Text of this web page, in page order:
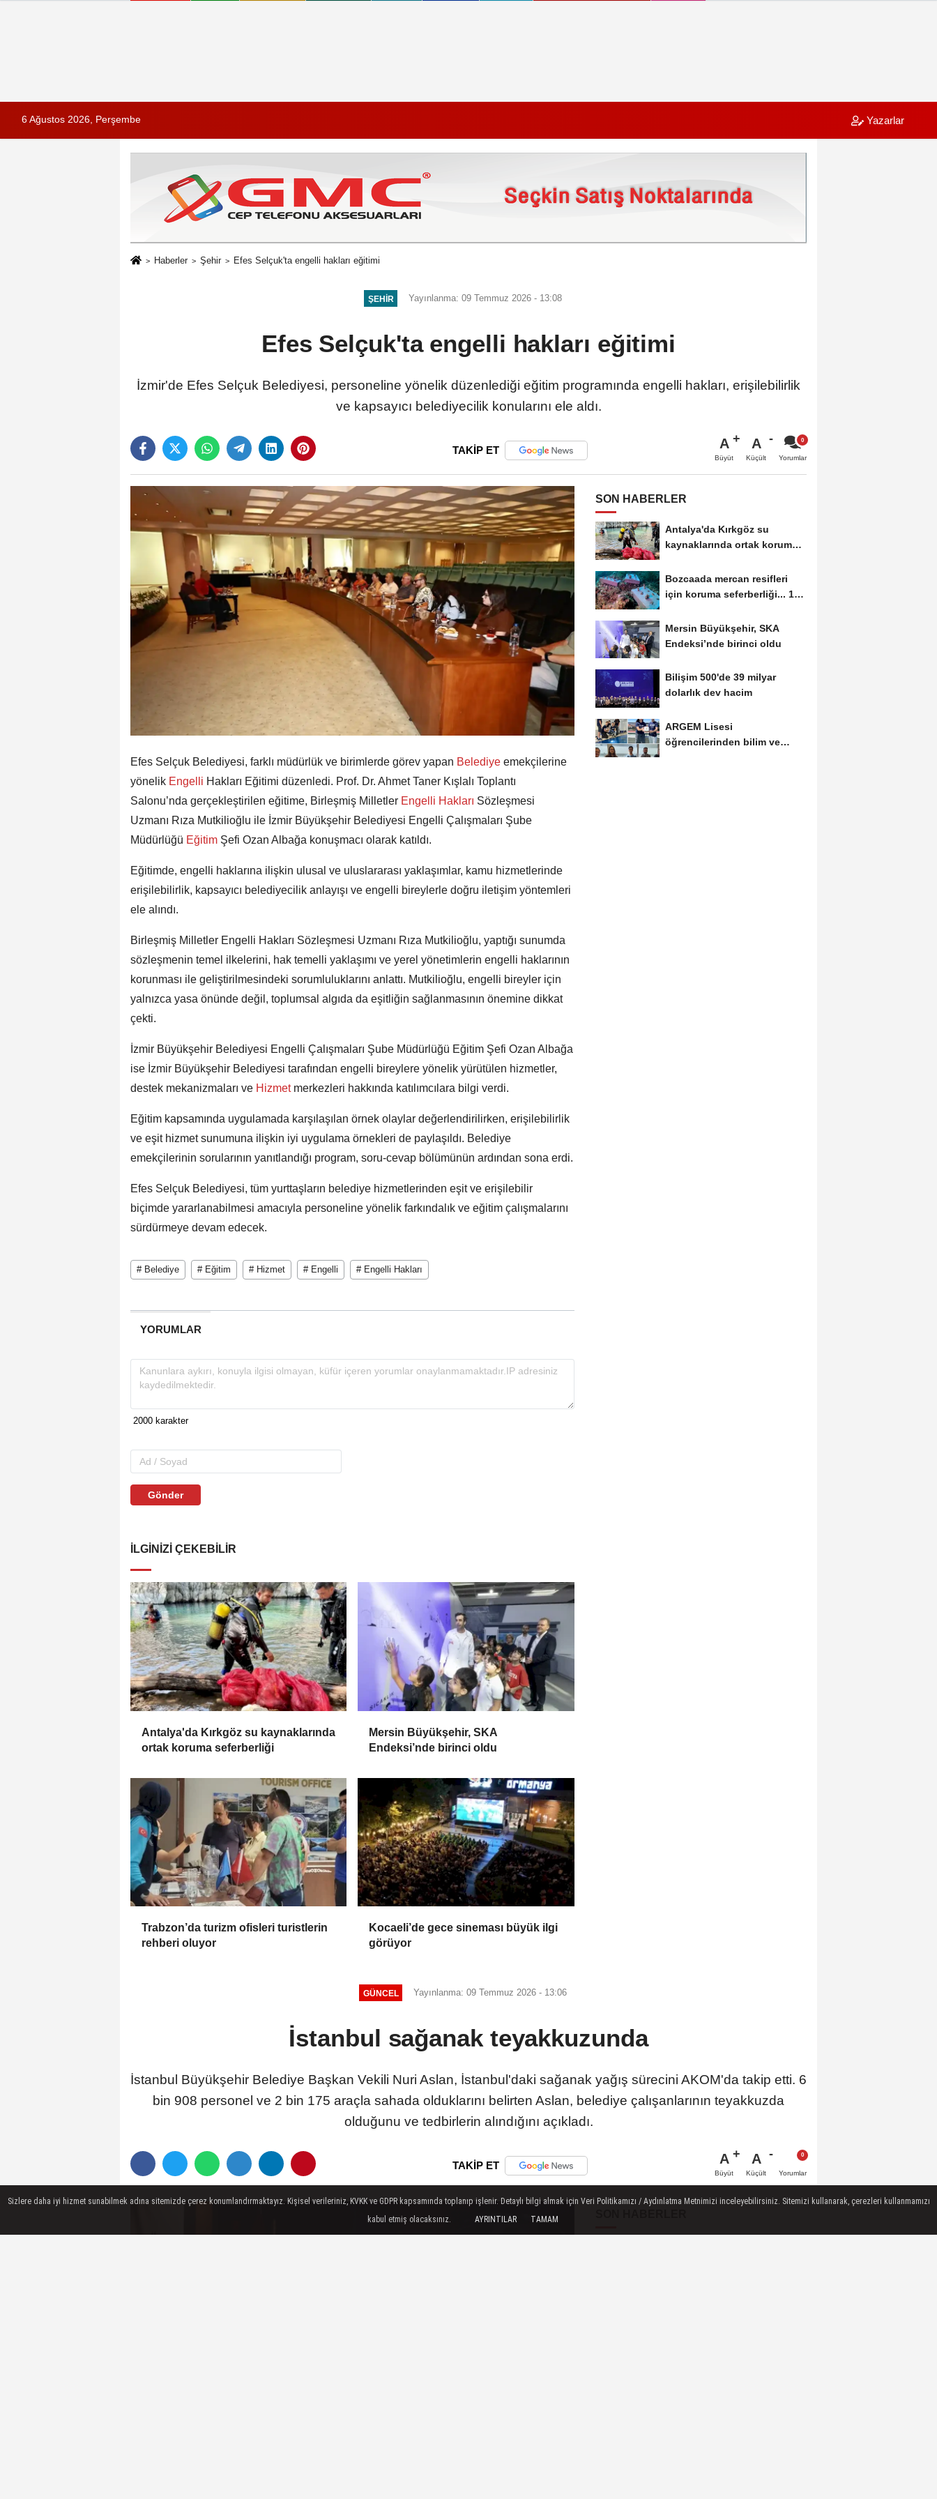
6 Ağustos 2026, Perşembe Yazarlar
Haberler Şehir Efes Selçuk'ta engelli hakları eğitimi
ŞEHIR Yayınlanma: 09 Temmuz 2026 - 13:08
Efes Selçuk'ta engelli hakları eğitimi
İzmir'de Efes Selçuk Belediyesi, personeline yönelik düzenlediği eğitim programında engelli hakları, erişilebilirlik
ve kapsayıcı belediyecilik konularını ele aldı.
TAKİP ET A
Büyüt
A
Küçült Yorumlar
Efes Selçuk Belediyesi, farklı müdürlük ve birimlerde görev yapan Belediye emekçilerine
yönelik Engelli Hakları Eğitimi düzenledi. Prof. Dr. Ahmet Taner Kışlalı Toplantı
Salonu’nda gerçekleştirilen eğitime, Birleşmiş Milletler Engelli Hakları Sözleşmesi
Uzmanı Rıza Mutkilioğlu ile İzmir Büyükşehir Belediyesi Engelli Çalışmaları Şube
Müdürlüğü Eğitim Şefi Ozan Albağa konuşmacı olarak katıldı.
Eğitimde, engelli haklarına ilişkin ulusal ve uluslararası yaklaşımlar, kamu hizmetlerinde
erişilebilirlik, kapsayıcı belediyecilik anlayışı ve engelli bireylerle doğru iletişim yöntemleri
ele alındı.
Birleşmiş Milletler Engelli Hakları Sözleşmesi Uzmanı Rıza Mutkilioğlu, yaptığı sunumda
sözleşmenin temel ilkelerini, hak temelli yaklaşımı ve yerel yönetimlerin engelli haklarının
korunması ile geliştirilmesindeki sorumluluklarını anlattı. Mutkilioğlu, engelli bireyler için
yalnızca yasa önünde değil, toplumsal algıda da eşitliğin sağlanmasının önemine dikkat
çekti.
İzmir Büyükşehir Belediyesi Engelli Çalışmaları Şube Müdürlüğü Eğitim Şefi Ozan Albağa
ise İzmir Büyükşehir Belediyesi tarafından engelli bireylere yönelik yürütülen hizmetler,
destek mekanizmaları ve Hizmet merkezleri hakkında katılımcılara bilgi verdi.
Eğitim kapsamında uygulamada karşılaşılan örnek olaylar değerlendirilirken, erişilebilirlik
ve eşit hizmet sunumuna ilişkin iyi uygulama örnekleri de paylaşıldı. Belediye
emekçilerinin sorularının yanıtlandığı program, soru-cevap bölümünün ardından sona erdi.
Efes Selçuk Belediyesi, tüm yurttaşların belediye hizmetlerinden eşit ve erişilebilir
biçimde yararlanabilmesi amacıyla personeline yönelik farkındalık ve eğitim çalışmalarını
sürdürmeye devam edecek.
# Belediye # Eğitim # Hizmet # Engelli # Engelli Hakları
YORUMLAR
Gönder
İLGINIZI ÇEKEBILIR
Antalya'da Kırkgöz su kaynaklarında
ortak koruma seferberliği
Mersin Büyükşehir, SKA
Endeksi’nde birinci oldu
Trabzon’da turizm ofisleri turistlerin
rehberi oluyor
Kocaeli’de gece sineması büyük ilgi
görüyor
SON HABERLER
Antalya'da Kırkgöz su
kaynaklarında ortak koruma
Bozcaada mercan resifleri
için koruma seferberliği... 180
Mersin Büyükşehir, SKA
Endeksi’nde birinci oldu
Bilişim 500'de 39 milyar
dolarlık dev hacim
ARGEM Lisesi
öğrencilerinden bilim ve
GÜNCEL Yayınlanma: 09 Temmuz 2026 - 13:06
İstanbul sağanak teyakkuzunda
İstanbul Büyükşehir Belediye Başkan Vekili Nuri Aslan, İstanbul'daki sağanak yağış sürecini AKOM'da takip etti. 6
bin 908 personel ve 2 bin 175 araçla sahada olduklarını belirten Aslan, belediye çalışanlarının teyakkuzda
olduğunu ve tedbirlerin alındığını açıkladı.
TAKİP ET A
Büyüt
A
Küçült Yorumlar
Sizlere daha iyi hizmet sunabilmek adına sitemizde çerez konumlandırmaktayız. Kişisel verileriniz, KVKK ve GDPR kapsamında toplanıp işlenir. Detaylı bilgi almak için Veri Politikamızı / Aydınlatma Metnimizi inceleyebilirsiniz. Sitemizi kullanarak, çerezleri kullanmamızı
kabul etmiş olacaksınız.
AYRINTILAR TAMAM